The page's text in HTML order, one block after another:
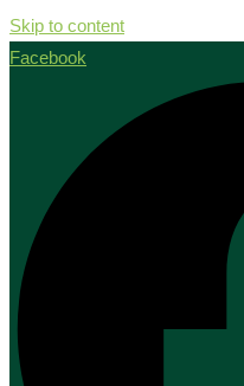
Skip to content
Facebook